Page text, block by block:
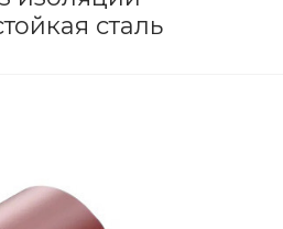
сталь